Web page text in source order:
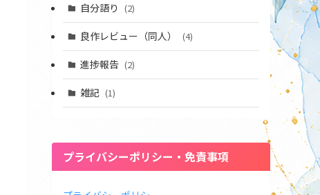
自分語り (2)
良作レビュー（同人） (4)
進捗報告 (2)
雑記 (1)
プライバシーポリシー・免責事項